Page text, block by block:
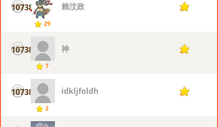
10738
29
賴汶政 2
10738
7
神 2
10738
2
idkljfoldh 2